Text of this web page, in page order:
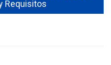
Requisitos